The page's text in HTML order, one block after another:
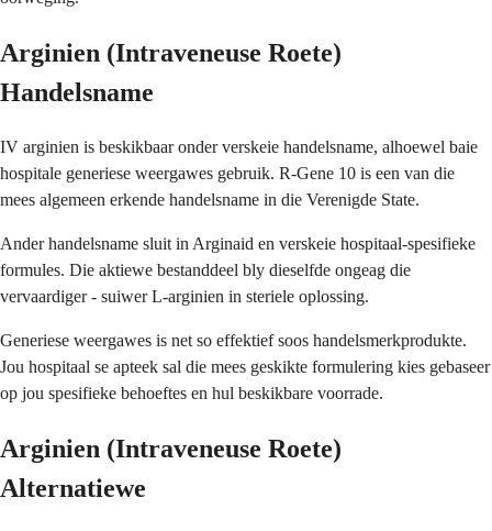
Arginien (Intraveneuse Roete)
Handelsname
IV arginien is beskikbaar onder verskeie handelsname, alhoewel baie
hospitale generiese weergawes gebruik. R-Gene 10 is een van die
mees algemeen erkende handelsname in die Verenigde State.
Ander handelsname sluit in Arginaid en verskeie hospitaal-spesifieke
formules. Die aktiewe bestanddeel bly dieselfde ongeag die
vervaardiger - suiwer L-arginien in steriele oplossing.
Generiese weergawes is net so effektief soos handelsmerkprodukte.
Jou hospitaal se apteek sal die mees geskikte formulering kies gebaseer
op jou spesifieke behoeftes en hul beskikbare voorrade.
Arginien (Intraveneuse Roete)
Alternatiewe